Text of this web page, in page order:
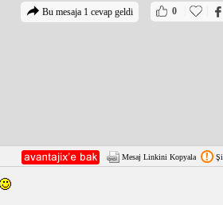
0
Bu mesaja 1 cevap geldi
Mesaj Linkini Kopyala